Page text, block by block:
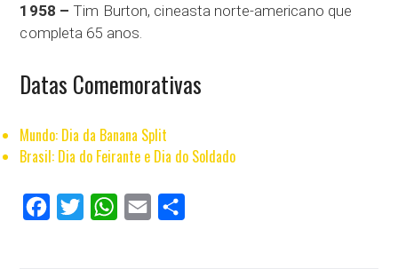
1958 – Tim Burton, cineasta norte-americano que
completa 65 anos.
Datas Comemorativas
Mundo: Dia da Banana Split
Brasil: Dia do Feirante e Dia do Soldado
FacebookTwitter WhatsApp
Email